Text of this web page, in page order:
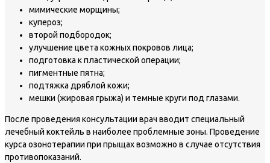
мимические морщины;
купероз;
второй подбородок;
улучшение цвета кожных покровов лица;
подготовка к пластической операции;
пигментные пятна;
подтяжка дряблой кожи;
мешки (жировая грыжа) и темные круги под глазами.
После проведения консультации врач вводит специальный
лечебный коктейль в наиболее проблемные зоны. Проведение
курса озонотерапии при прыщах возможно в случае отсутствия
противопоказаний.